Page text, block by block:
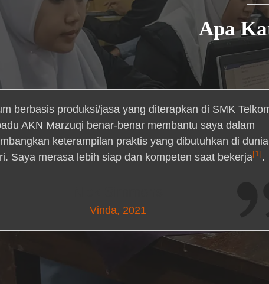
Apa
berbasis produksi/jasa yang diterapkan di SMK
AKN Marzuqi benar-benar membantu saya dalam
keterampilan praktis yang dibutuhkan di dunia
Saya merasa lebih siap dan kompeten saat bekerja[1].
Vinda, 2021